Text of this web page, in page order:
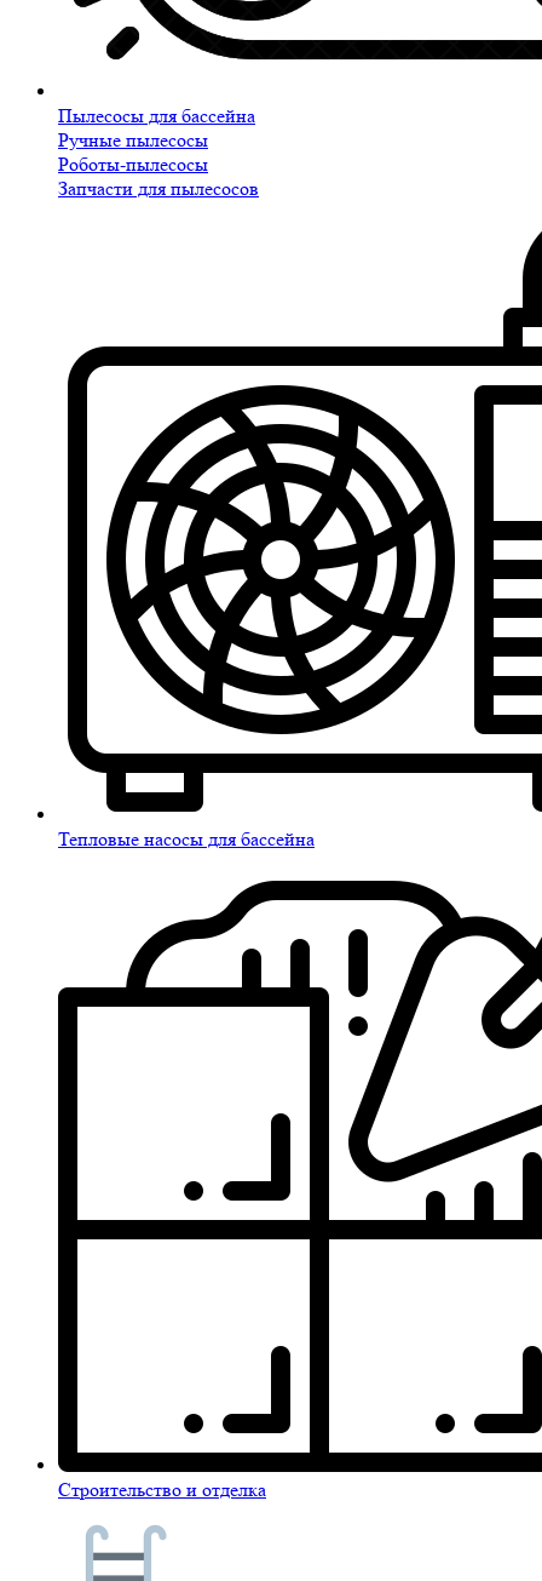
Пылесосы для бассейна
Ручные пылесосы
Роботы-пылесосы
Запчасти для пылесосов
Тепловые насосы для бассейна
Строительство и отделка